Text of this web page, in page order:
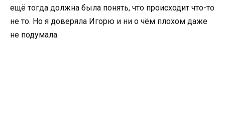
ещё тогда должна была понять, что происходит что-то
не то. Но я доверяла Игорю и ни о чём плохом даже
не подумала.